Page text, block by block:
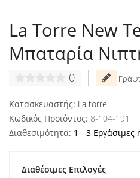
La Torre New
Μπαταρία
0
Κατασκευαστής: La torre
Κωδικός Προϊόντος: 8-104-191
Διαθεσιμότητα: 1 - 3 Εργάσιμες
Διαθέσιμες Επιλογές